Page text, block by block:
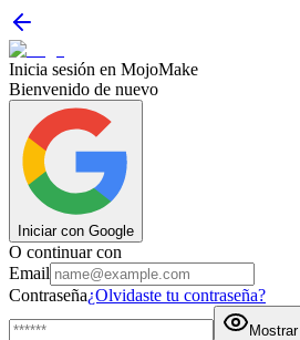
Inicia sesión en MojoMake
Bienvenido de nuevo
Iniciar con Google
O continuar con
Email
Contraseña¿Olvidaste tu contraseña?